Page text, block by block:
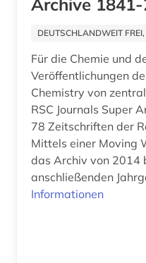
assisi (1)
astronomie (4)
astrophysik (3)
atlas (1)
atomphysik (1)
Archive
DEUTSCHLANDWEIT
Für die Chemie und
Veröffentlichungen
Chemistry von zentraler
RSC Journals Super
78 Zeitschriften der
Mittels einer Moving
das Archiv von 2014
anschließenden
Informationen